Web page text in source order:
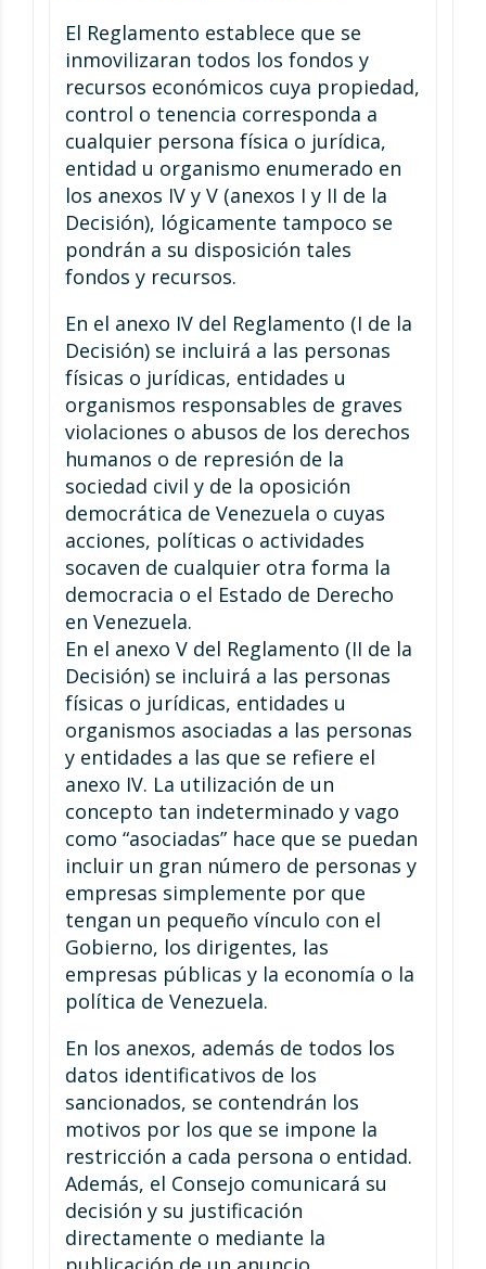
El Reglamento establece que se
inmovilizaran todos los fondos y
recursos económicos cuya propiedad,
control o tenencia corresponda a
cualquier persona física o jurídica,
entidad u organismo enumerado en
los anexos IV y V (anexos I y II de la
Decisión), lógicamente tampoco se
pondrán a su disposición tales
fondos y recursos.
En el anexo IV del Reglamento (I de la
Decisión) se incluirá a las personas
físicas o jurídicas, entidades u
organismos responsables de graves
violaciones o abusos de los derechos
humanos o de represión de la
sociedad civil y de la oposición
democrática de Venezuela o cuyas
acciones, políticas o actividades
socaven de cualquier otra forma la
democracia o el Estado de Derecho
en Venezuela.
En el anexo V del Reglamento (II de la
Decisión) se incluirá a las personas
físicas o jurídicas, entidades u
organismos asociadas a las personas
y entidades a las que se refiere el
anexo IV. La utilización de un
concepto tan indeterminado y vago
como “asociadas” hace que se puedan
incluir un gran número de personas y
empresas simplemente por que
tengan un pequeño vínculo con el
Gobierno, los dirigentes, las
empresas públicas y la economía o la
política de Venezuela.
En los anexos, además de todos los
datos identificativos de los
sancionados, se contendrán los
motivos por los que se impone la
restricción a cada persona o entidad.
Además, el Consejo comunicará su
decisión y su justificación
directamente o mediante la